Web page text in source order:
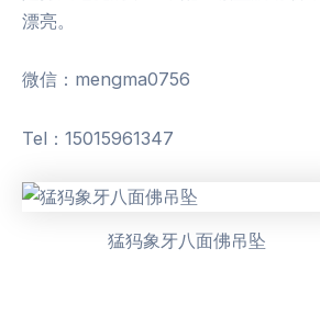
漂亮。
微信：mengma0756
Tel：15015961347
猛犸象牙八面佛吊坠